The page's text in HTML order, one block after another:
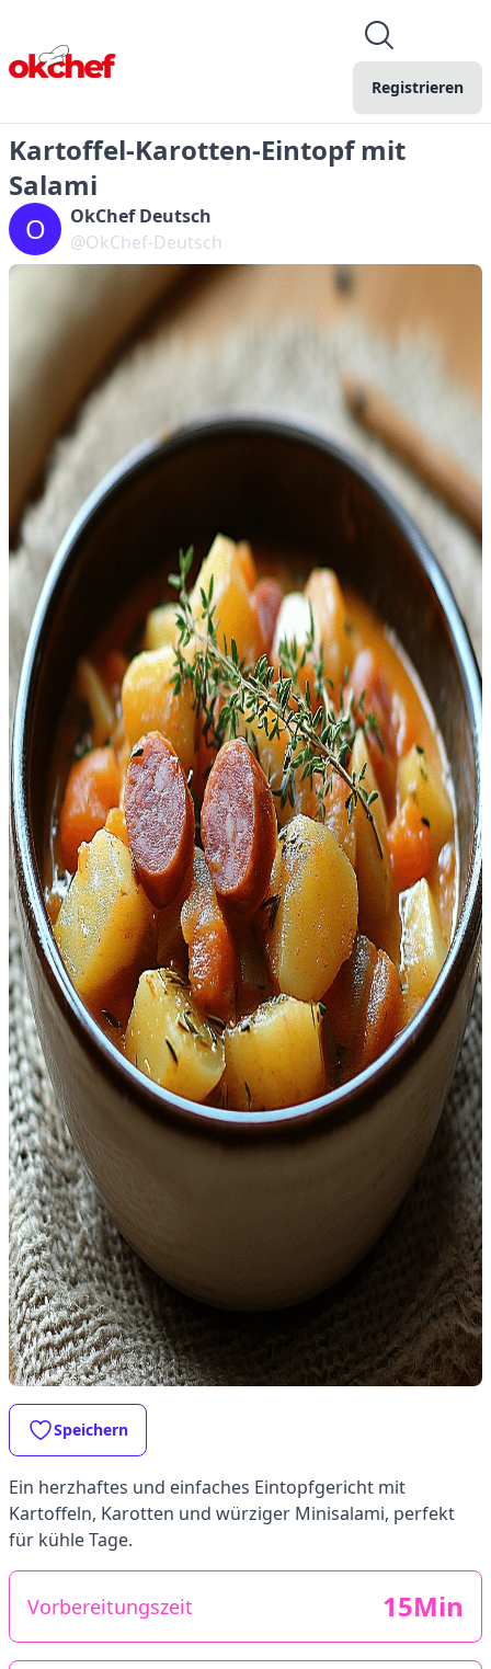
Registrieren
Kartoffel-Karotten-Eintopf mit
Salami
O
OkChef Deutsch
@OkChef-Deutsch
Speichern
Ein herzhaftes und einfaches Eintopfgericht mit
Kartoffeln, Karotten und würziger Minisalami, perfekt
für kühle Tage.
Vorbereitungszeit 15Min